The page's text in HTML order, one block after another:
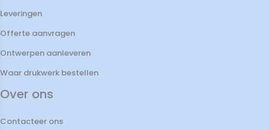
Leveringen
Offerte aanvragen
Ontwerpen aanleveren
Waar drukwerk bestellen
Over ons
Contacteer ons